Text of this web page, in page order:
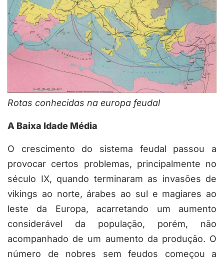
Rotas conhecidas na europa feudal
A Baixa Idade Média
O crescimento do sistema feudal passou a
provocar certos problemas, principalmente no
século IX, quando terminaram as invasões de
vikings ao norte, árabes ao sul e magiares ao
leste da Europa, acarretando um aumento
considerável da população, porém, não
acompanhado de um aumento da produção. O
número de nobres sem feudos começou a